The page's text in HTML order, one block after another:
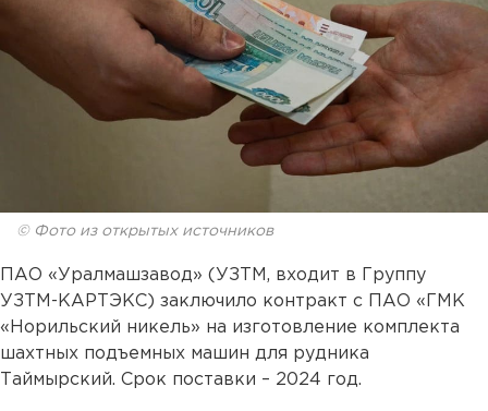
© Фото из открытых источников
ПАО «Уралмашзавод» (УЗТМ, входит в Группу
УЗТМ-КАРТЭКС) заключило контракт с ПАО «ГМК
«Норильский никель» на изготовление комплекта
шахтных подъемных машин для рудника
Таймырский. Срок поставки – 2024 год.